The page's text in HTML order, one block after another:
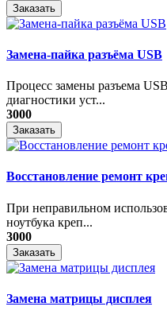
Заказать
Замена-пайка разъёма USB
Процесс замены разъема
диагностики уст...
3000
Заказать
Восстановление ремонт
При неправильном
ноутбука креп...
3000
Заказать
Замена матрицы дисплея